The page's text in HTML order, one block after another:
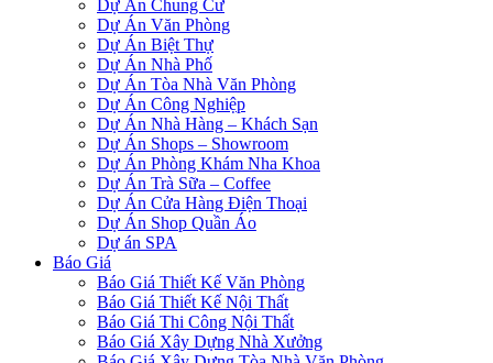
Dự Án Chung Cư
Dự Án Văn Phòng
Dự Án Biệt Thự
Dự Án Nhà Phố
Dự Án Tòa Nhà Văn Phòng
Dự Án Công Nghiệp
Dự Án Nhà Hàng – Khách Sạn
Dự Án Shops – Showroom
Dự Án Phòng Khám Nha Khoa
Dự Án Trà Sữa – Coffee
Dự Án Cửa Hàng Điện Thoại
Dự Án Shop Quần Áo
Dự án SPA
Báo Giá
Báo Giá Thiết Kế Văn Phòng
Báo Giá Thiết Kế Nội Thất
Báo Giá Thi Công Nội Thất
Báo Giá Xây Dựng Nhà Xưởng